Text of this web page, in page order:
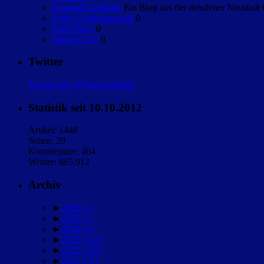
Neustadt Geflüster Ein Blog aus der dresdener Neustadt
Sallys Gedankenbuch 0
Sashs Blog 0
Silencer 137 0
Twitter
Tweets von @NachtschwPh
Statistik seit 10.10.2012
Artikel: 1448
Seiten: 29
Kommentare: 464
Wörter: 665,912
Archiv
► 2026 (1)
► 2025 (1)
► 2024 (1)
► 2023 (118)
► 2022 (105)
► 2021 (72)